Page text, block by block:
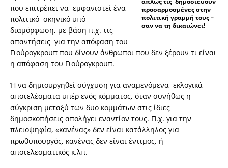
προσαρμοσμένες στην
πολιτική γραμμή τους –
σαν να τη δικαιώνει!
που επιτρέπει να εμφανιστεί ένα
πολιτικό σκηνικό υπό
διαμόρφωση, με βάση π.χ. τις
απαντήσεις για την απόφαση του
Γιούρογκρουπ που δίνουν άνθρωποι που δεν ξέρουν τι είναι
η απόφαση του Γιούρογκρουπ.
Ή να δημιουργηθεί σύγχυση για αναμενόμενα εκλογικά
αποτελέσματα υπέρ ενός κόμματος, όταν συνήθως η
σύγκριση μεταξύ των δυο κομμάτων στις ίδιες
δημοσκοπήσεις απολήγει εναντίον τους. Π.χ. για την
πλειοψηφία, «κανένας» δεν είναι κατάλληλος για
πρωθυπουργός, κανένας δεν είναι έντιμος, ή
αποτελεσματικός κ.λπ.